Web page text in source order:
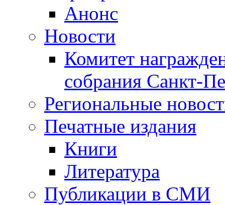
Анонс
Новости
Комитет
собрания Санкт-
Региональные
Печатные издания
Книги
Литература
Публикации в СМИ